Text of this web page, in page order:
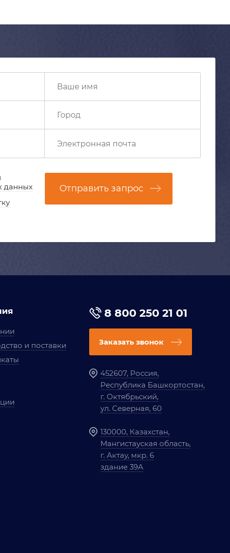
данных
Отправить запрос
и поставки
8 800 250 21 01
Заказать звонок
452607, Россия,
Республика Башкортостан,
г. Октябрьский,
ул. Северная, 60
130000, Казахстан,
Мангистауская область,
г. Актау, мкр. 6
здание 39А